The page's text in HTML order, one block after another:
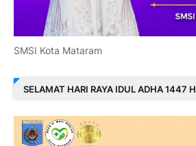
SMSI Kota Mataram
SELAMAT HARI RAYA IDUL ADHA 1447 H